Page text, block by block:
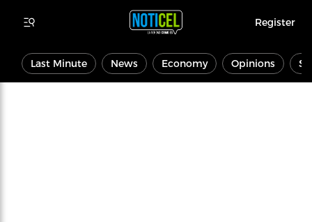
Register
Last Minute News Economy Opinions